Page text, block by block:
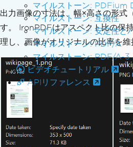
マイルストーン: PDFium
マイルストーン: 互換性
マイルストーン: 安定性と
マイルストーン: PDF/A
マイルストーン: PDF/A-
ビデオチュートリアル
APIリファレンス
出力画像の寸法は、幅×高さの形式
す。 IronPDFはアスペクト比の保
理し、画像がオリジナルの比率を維